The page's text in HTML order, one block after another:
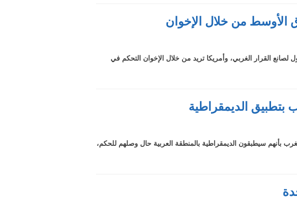
الأوسط من خلال الإخوان
لصانع القرار الغربي، وأمريكا تريد من خلال الإخوان التحكم في
بتطبيق الديمقراطية
بأنهم سيطبقون الديمقراطية بالمنطقة العربية حال وصلهم للحكم،